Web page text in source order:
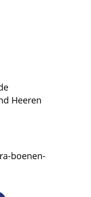
Heeren
boenen-